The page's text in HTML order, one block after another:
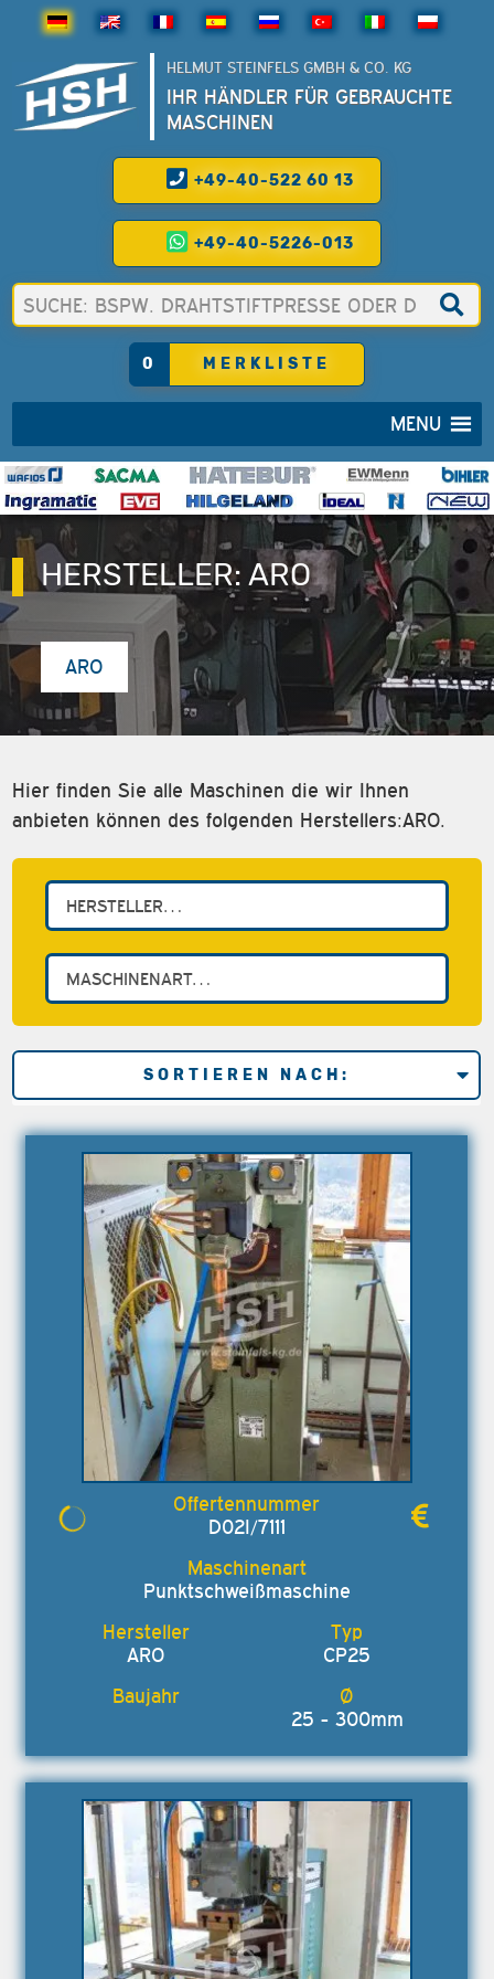
HELMUT STEINFELS GMBH & CO. KG
IHR HÄNDLER FÜR GEBRAUCHTE
MASCHINEN
+49-40-522 60 13
+49-40-5226-013
0 MERKLISTE
MENU
HERSTELLER: ARO
ARO
Hier finden Sie alle Maschinen die wir Ihnen
anbieten können des folgenden Herstellers:ARO.
D02I/7111
Punktschweißmaschine
ARO CP25
25 - 300mm